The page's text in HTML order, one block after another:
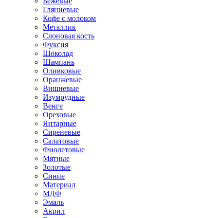
Глянцевые
Кофе с молоком
Металлик
Слоновая кость
Фуксия
Шоколад
Шампань
Оливковые
Оранжевые
Вишневые
Изумрудные
Венге
Ореховые
Янтарные
Сиреневые
Салатовые
Фиолетовые
Мятные
Золотые
Синие
Материал
МДФ
Эмаль
Акрил